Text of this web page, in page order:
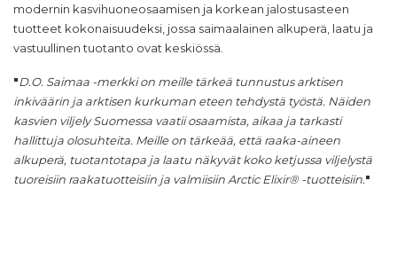
modernin kasvihuoneosaamisen ja korkean jalostusasteen
tuotteet kokonaisuudeksi, jossa saimaalainen alkuperä, laatu ja
vastuullinen tuotanto ovat keskiössä.
"D.O. Saimaa -merkki on meille tärkeä tunnustus arktisen
inkiväärin ja arktisen kurkuman eteen tehdystä työstä. Näiden
kasvien viljely Suomessa vaatii osaamista, aikaa ja tarkasti
hallittuja olosuhteita. Meille on tärkeää, että raaka-aineen
alkuperä, tuotantotapa ja laatu näkyvät koko ketjussa viljelystä
tuoreisiin raakatuotteisiin ja valmiisiin Arctic Elixir® -tuotteisiin."